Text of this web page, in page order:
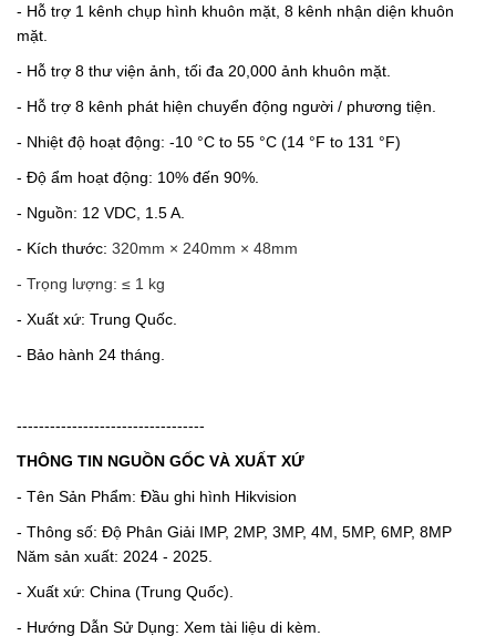
- Hỗ trợ 1 kênh chụp hình khuôn mặt, 8 kênh nhận diện khuôn
mặt.
- Hỗ trợ 8 thư viện ảnh, tối đa 20,000 ảnh khuôn mặt.
- Hỗ trợ 8 kênh phát hiện chuyển động người / phương tiện.
- Nhiệt độ hoạt động: -10 °C to 55 °C (14 °F to 131 °F)
- Độ ẩm hoạt động: 10% đến 90%.
- Nguồn: 12 VDC, 1.5 A.
- Kích thước: 320mm × 240mm × 48mm
- Trọng lượng: ≤ 1 kg
- Xuất xứ: Trung Quốc.
- Bảo hành 24 tháng.
----------------------------------
THÔNG TIN NGUỒN GỐC VÀ XUẤT XỨ
- Tên Sản Phẩm: Đầu ghi hình Hikvision
- Thông số: Độ Phân Giải IMP, 2MP, 3MP, 4M, 5MP, 6MP, 8MP
Năm sản xuất: 2024 - 2025.
- Xuất xứ: China (Trung Quốc).
- Hướng Dẫn Sử Dụng: Xem tài liệu di kèm.